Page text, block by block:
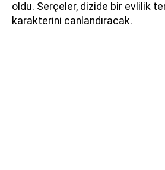
oldu. Serçeler, dizide bir evlilik
karakterini canlandıracak.